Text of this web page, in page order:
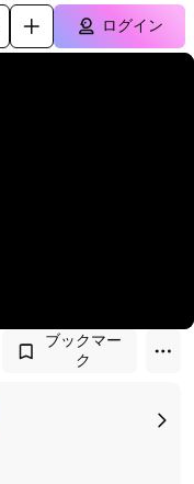
ログイン
ブックマー
ク